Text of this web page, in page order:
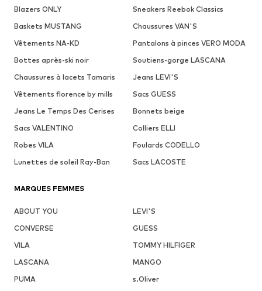
Blazers ONLY
Sneakers Reebok Classics
Baskets MUSTANG
Chaussures VAN'S
Vêtements NA-KD
Pantalons à pinces VERO MODA
Bottes après-ski noir
Soutiens-gorge LASCANA
Chaussures à lacets Tamaris
Jeans LEVI'S
Vêtements florence by mills
Sacs GUESS
Jeans Le Temps Des Cerises
Bonnets beige
Sacs VALENTINO
Colliers ELLI
Robes VILA
Foulards CODELLO
Lunettes de soleil Ray-Ban
Sacs LACOSTE
MARQUES FEMMES
ABOUT YOU
LEVI'S
CONVERSE
GUESS
VILA
TOMMY HILFIGER
LASCANA
MANGO
PUMA
s.Oliver